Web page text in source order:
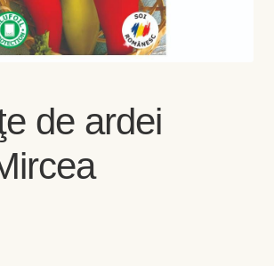
Media
de ardei